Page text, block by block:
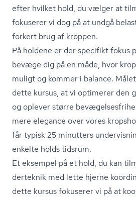
efter hvilket hold, du vælger at
fokuserer vi dog på at undgå
forkert brug af kroppen.
På holdene er der specifikt fokus
bevæge dig på en måde, hvor
muligt og kommer i balance.
dette kursus, at vi optimerer den
og oplever større
mere elegance over vores
får typisk 25 minutters
enkelte holds tidsrum.
Et eksempel på et hold, du kan
der­tek­nik med lette hjerne
dette kursus fokuserer vi på at